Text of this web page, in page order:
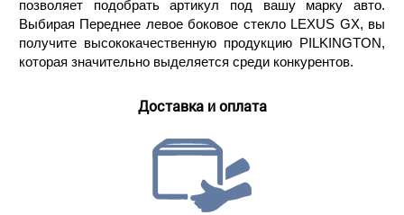
позволяет подобрать артикул под вашу марку авто.
Выбирая Переднее левое боковое стекло LEXUS GX, вы
получите высококачественную продукцию PILKINGTON,
которая значительно выделяется среди конкурентов.
Доставка и оплата